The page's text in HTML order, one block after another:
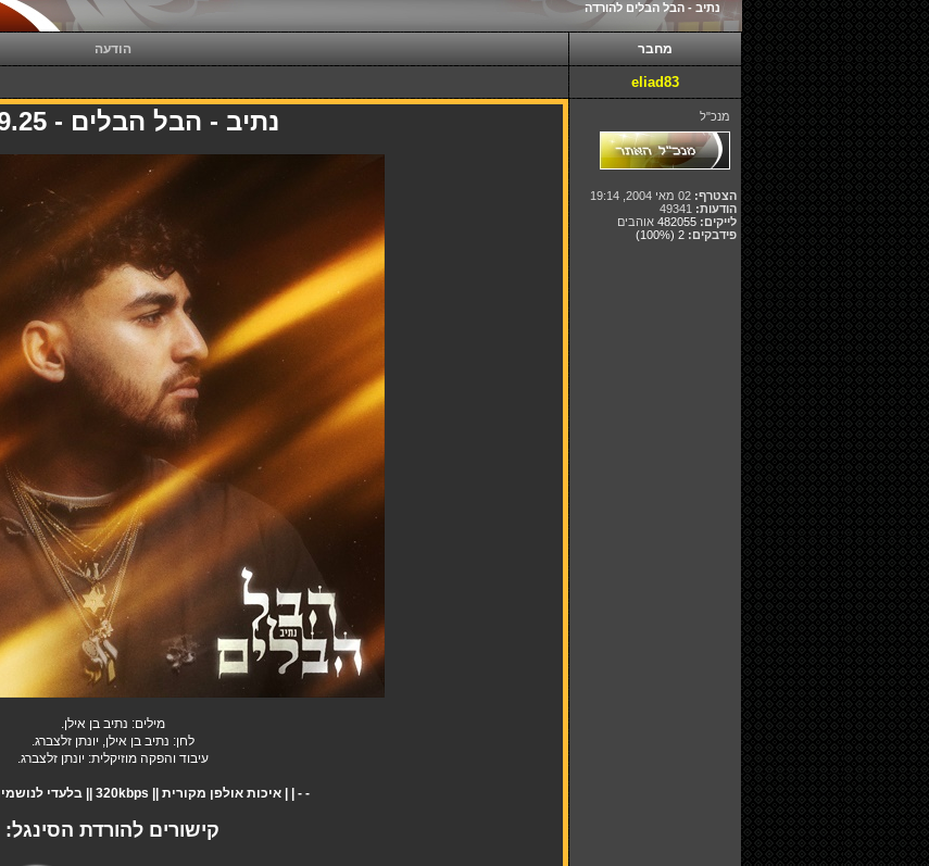
נתיב - הבל הבלים להורדה
מחבר הודעה
eliad83
מנכ"ל
הצטרף:
הודעות:
לייקים: 482055 אוהבים
פידבקים: 2
(100%)
נתיב - הבל הבלים - 11.09.25
מילים: נתיב בן אילן.
לחן: נתיב בן אילן, יונתן זלצברג.
עיבוד והפקה מוזיקלית: יונתן זלצברג.
- - | | איכות אולפן מקורית || 320kbps || בלעדי לנושמים מזרחית | | - -
קישורים להורדת הסינגל: